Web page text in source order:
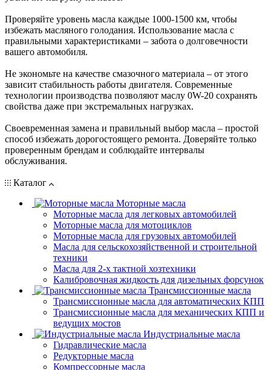
Проверяйте уровень масла каждые 1000-1500 км, чтобы
избежать масляного голодания. Использование масла с
правильными характеристиками – забота о долговечности
вашего автомобиля.
Не экономьте на качестве смазочного материала – от этого
зависит стабильность работы двигателя. Современные
технологии производства позволяют маслу 0W-20 сохранять
свойства даже при экстремальных нагрузках.
Своевременная замена и правильный выбор масла – простой
способ избежать дорогостоящего ремонта. Доверяйте только
проверенным брендам и соблюдайте интервалы
обслуживания.
Каталог
Моторные масла
Моторные масла для легковых автомобилей
Моторные масла для мотоциклов
Моторные масла для грузовых автомобилей
Масла для сельскохозяйственной и строительной
техники
Масла для 2-х тактной хозтехники
Калибровочная жидкость для дизельных форсунок
Трансмиссионные масла
Трансмиссионные масла для автоматических КПП
Трансмиссионные масла для механических КПП и
ведущих мостов
Индустриальные масла
Гидравлические масла
Редукторные масла
Компрессорные масла